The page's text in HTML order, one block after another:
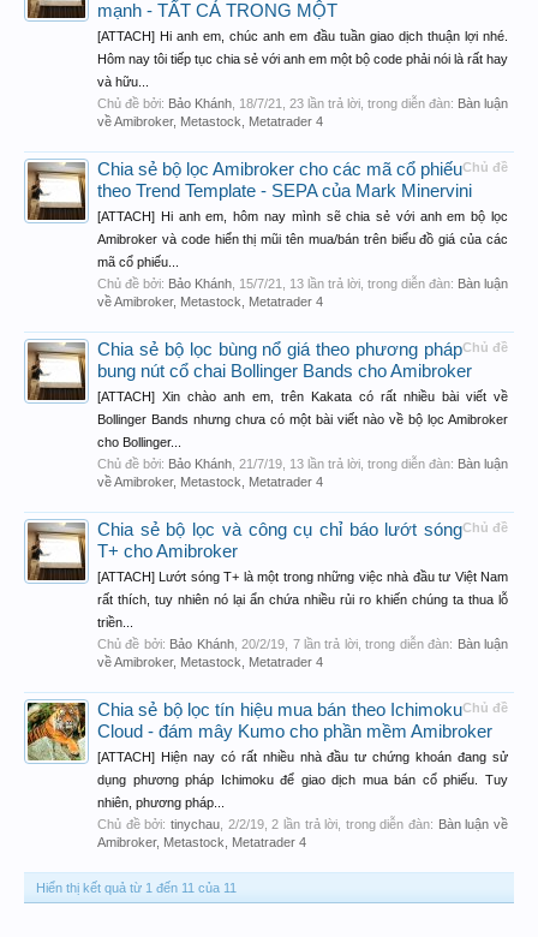
mạnh - TẤT CẢ TRONG MỘT
[ATTACH] Hi anh em, chúc anh em đầu tuần giao dịch thuận lợi nhé.
Hôm nay tôi tiếp tục chia sẻ với anh em một bộ code phải nói là rất hay
và hữu...
Chủ đề bởi: Bảo Khánh 18/7/21 , 23 lần trả lời, trong diễn đàn: Bàn luận
về Amibroker, Metastock, Metatrader 4
Chủ đề
Chia sẻ bộ lọc Amibroker cho các mã cổ phiếu
theo Trend Template - SEPA của Mark Minervini
[ATTACH] Hi anh em, hôm nay mình sẽ chia sẻ với anh em bộ lọc
Amibroker và code hiển thị mũi tên mua/bán trên biểu đồ giá của các
mã cổ phiếu...
Chủ đề bởi: Bảo Khánh 15/7/21 , 13 lần trả lời, trong diễn đàn: Bàn luận
về Amibroker, Metastock, Metatrader 4
Chủ đề
Chia sẻ bộ lọc bùng nổ giá theo phương pháp
bung nút cổ chai Bollinger Bands cho Amibroker
[ATTACH] Xin chào anh em, trên Kakata có rất nhiều bài viết về
Bollinger Bands nhưng chưa có một bài viết nào về bộ lọc Amibroker
cho Bollinger...
Chủ đề bởi: Bảo Khánh 21/7/19 , 13 lần trả lời, trong diễn đàn: Bàn luận
về Amibroker, Metastock, Metatrader 4
Chủ đề
Chia sẻ bộ lọc và công cụ chỉ báo lướt sóng
T+ cho Amibroker
[ATTACH] Lướt sóng T+ là một trong những việc nhà đầu tư Việt Nam
rất thích, tuy nhiên nó lại ẩn chứa nhiều rủi ro khiến chúng ta thua lỗ
triền...
Chủ đề bởi: Bảo Khánh,20/2/19 , 7 lần trả lời, trong diễn đàn: Bàn luận
về Amibroker, Metastock, Metatrader 4
Chủ đề
Chia sẻ bộ lọc tín hiệu mua bán theo Ichimoku
Cloud - đám mây Kumo cho phần mềm Amibroker
[ATTACH] Hiện nay có rất nhiều nhà đầu tư chứng khoán đang sử
dụng phương pháp Ichimoku để giao dịch mua bán cổ phiếu. Tuy
nhiên, phương pháp...
Chủ đề bởi: tinychau, 2/2/19, 2 lần trả lời, trong diễn đàn: Bàn luận về
Amibroker, Metastock, Metatrader 4
Hiển thị kết quả từ 1 đến 11 của 11